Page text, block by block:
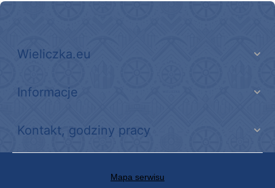
Wieliczka.eu
Informacje
Kontakt, godziny pracy
Mapa serwisu